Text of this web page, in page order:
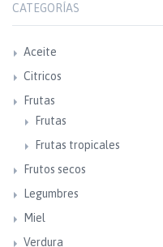
CATEGORÍAS
Aceite
Citricos
Frutas
Frutas
Frutas tropicales
Frutos secos
Legumbres
Miel
Verdura